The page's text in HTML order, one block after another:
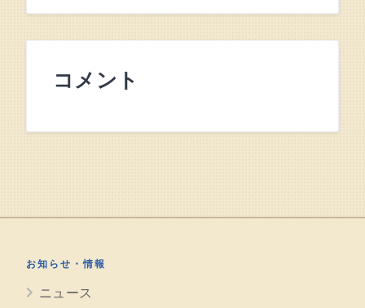
コメント
お知らせ・情報
ニュース